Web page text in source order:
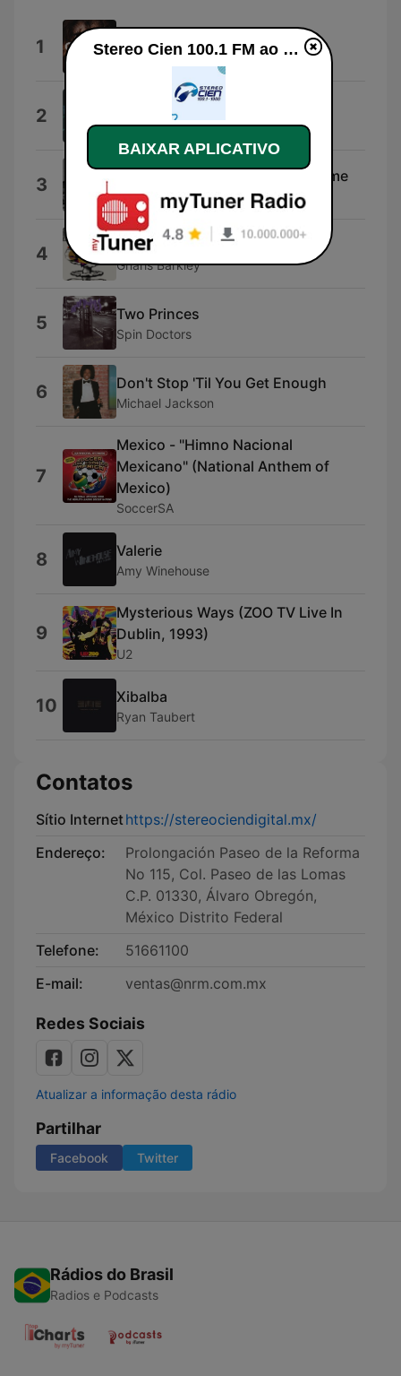
1 Igor Khainskyi
2 Everybody's Free
Rozalla
3 Where The Streets Have No Name
U2
4 Crazy
Gnarls Barkley
5 Two Princes
Spin Doctors
6 Don't Stop 'Til You Get Enough
Michael Jackson
7
Mexico - "Himno Nacional
Mexicano" (National Anthem of
Mexico)
SoccerSA
8 Valerie
Amy Winehouse
9
Mysterious Ways (ZOO TV Live In
Dublin, 1993)
U2
10 Xibalba
Ryan Taubert
Contatos
Sítio Internethttps://stereociendigital.mx/
Endereço:
Prolongación Paseo de la Reforma
No 115, Col. Paseo de las Lomas
C.P. 01330, Álvaro Obregón,
México Distrito Federal
Telefone:
51661100
E-mail:
ventas@nrm.com.mx
Redes Sociais
Atualizar a informação desta rádio
Partilhar
Facebook Twitter
Rádios do Brasil
Radios e Podcasts
Stereo Cien 100.1 FM ao vivo
BAIXAR APLICATIVO